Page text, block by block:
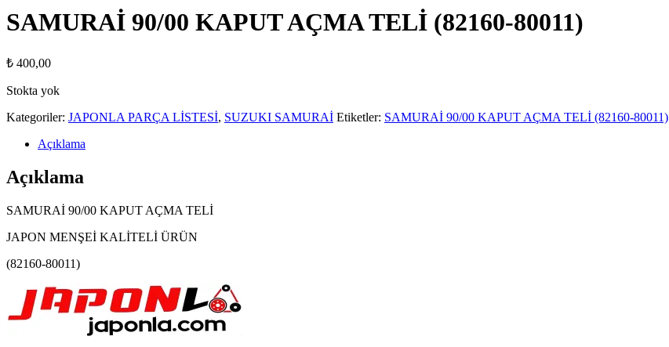
SAMURAİ 90/00 KAPUT AÇMA TELİ (82160-80011)
₺ 400,00
Stokta yok
Kategoriler: JAPONLA PARÇA LİSTESİ, SUZUKI SAMURAİ Etiketler: SAMURAİ 90/00 KAPUT AÇMA TELİ (82160-80011)
Açıklama
Açıklama
SAMURAİ 90/00 KAPUT AÇMA TELİ
JAPON MENŞEİ KALİTELİ ÜRÜN
(82160-80011)